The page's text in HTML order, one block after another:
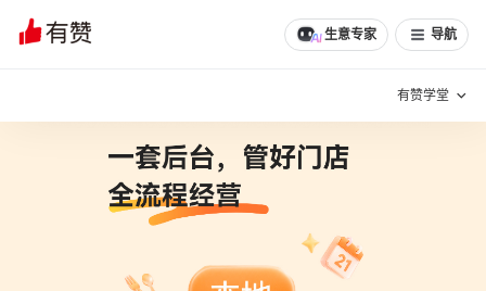
生意专家 导航
有赞学堂
增长方法
有赞专家说
文章 问诊 分享